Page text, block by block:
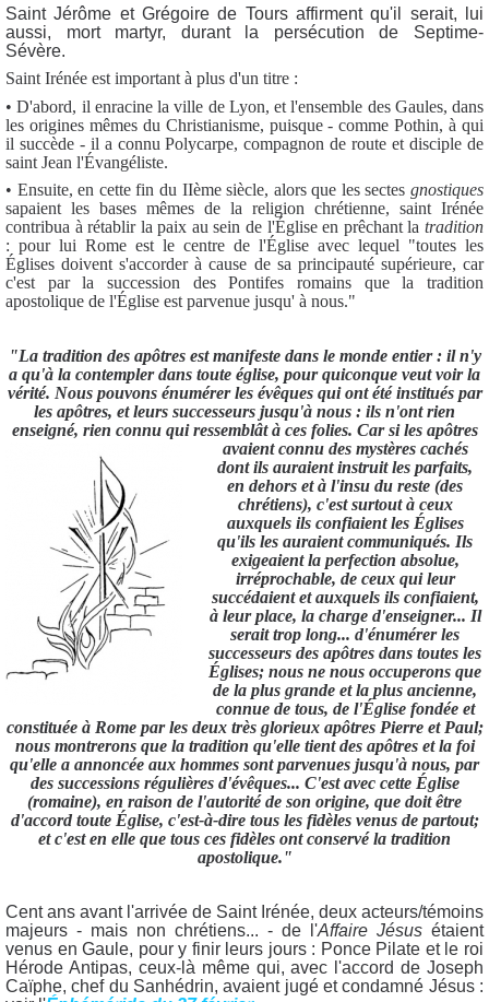
Saint Jérôme et Grégoire de Tours affirment qu'il serait, lui
aussi, mort martyr, durant la persécution de Septime-
Sévère.
Saint Irénée est important à plus d'un titre :
• D'abord, il enracine la ville de Lyon, et l'ensemble des Gaules, dans
les origines mêmes du Christianisme, puisque - comme Pothin, à qui
il succède - il a connu Polycarpe, compagnon de route et disciple de
saint Jean l'Évangéliste.
• Ensuite, en cette fin du IIème siècle, alors que les sectes gnostiques
sapaient les bases mêmes de la religion chrétienne, saint Irénée
contribua à rétablir la paix au sein de l'Église en prêchant la tradition
: pour lui Rome est le centre de l'Église avec lequel "toutes les
Églises doivent s'accorder à cause de sa principauté supérieure, car
c'est par la succession des Pontifes romains que la tradition
apostolique de l'Église est parvenue jusqu' à nous."
"La tradition des apôtres est manifeste dans le monde entier : il n'y
a qu'à la contempler dans toute église, pour quiconque veut voir la
vérité. Nous pouvons énumérer les évêques qui ont été institués par
les apôtres, et leurs successeurs jusqu'à nous : ils n'ont rien
enseigné, rien connu qui ressemblât à ces folies. Car si les apôtres
avaient connu des mystères cachés
dont ils auraient instruit les parfaits,
en dehors et à l'insu du reste (des
chrétiens), c'est surtout à ceux
auxquels ils confiaient les Églises
qu'ils les auraient communiqués. Ils
exigeaient la perfection absolue,
irréprochable, de ceux qui leur
succédaient et auxquels ils confiaient,
à leur place, la charge d'enseigner... Il
serait trop long... d'énumérer les
successeurs des apôtres dans toutes les
Églises; nous ne nous occuperons que
de la plus grande et la plus ancienne,
connue de tous, de l'Église fondée et
constituée à Rome par les deux très glorieux apôtres Pierre et Paul;
nous montrerons que la tradition qu'elle tient des apôtres et la foi
qu'elle a annoncée aux hommes sont parvenues jusqu'à nous, par
des successions régulières d'évêques... C'est avec cette Église
(romaine), en raison de l'autorité de son origine, que doit être
d'accord toute Église, c'est-à-dire tous les fidèles venus de partout;
et c'est en elle que tous ces fidèles ont conservé la tradition
apostolique."
Cent ans avant l'arrivée de Saint Irénée, deux acteurs/témoins
majeurs - mais non chrétiens... - de l'Affaire Jésus étaient
venus en Gaule, pour y finir leurs jours : Ponce Pilate et le roi
Hérode Antipas, ceux-là même qui, avec l'accord de Joseph
Caïphe, chef du Sanhédrin, avaient jugé et condamné Jésus :